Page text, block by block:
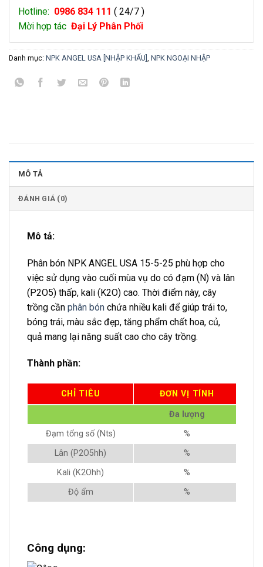
Hotline: 0986 834 111 ( 24/7 )
Mời hợp tác Đại Lý Phân Phối
Danh mục: NPK ANGEL USA [NHẬP KHẨU] NPK NGOẠI NHẬP
MÔ TẢ
ĐÁNH GIÁ (0)
Mô tả:
Phân bón NPK ANGEL USA 15-5-25 phù hợp cho
việc sử dụng vào cuối mùa vụ do có đạm (N) và lân
(P2O5) thấp, kali (K2O) cao. Thời điểm này, cây
trồng cần phân bón chứa nhiều kali để giúp trái to,
bóng trái, màu sắc đẹp, tăng phẩm chất hoa, củ,
quả mang lại năng suất cao cho cây trồng.
Thành phần:
CHỈ TIÊU ĐƠN VỊ TÍNH
Đa lượng
Đạm tổng số (Nts)
%
Lân (P2O5hh)
%
Kali (K2Ohh)
%
Độ ẩm
%
Công dụng: